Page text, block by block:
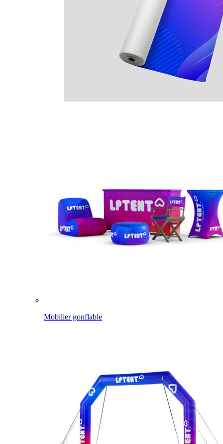
Mobilier gonflable